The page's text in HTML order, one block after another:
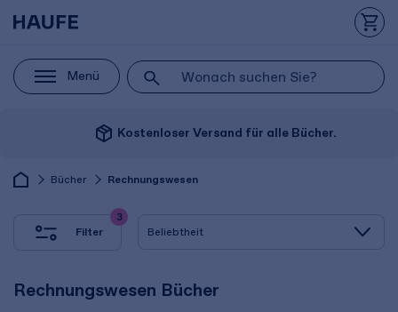
Menü
package_2 Kostenloser Versand für alle Bücher.
Bücher Rechnungswesen
Filter
3
Rechnungswesen Bücher